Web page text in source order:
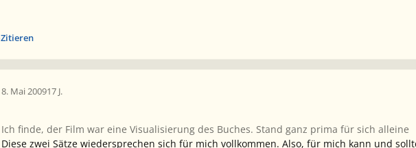
Zitieren
8. Mai 200917 J.
Ich finde, der Film war eine Visualisierung des Buches. Stand ganz prima für sich alleine
Diese zwei Sätze wiedersprechen sich für mich vollkommen. Also, für mich kann und